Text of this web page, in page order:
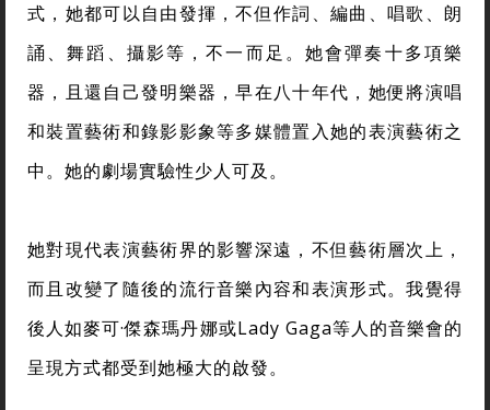
式，她都可以自由發揮，不但作詞、編曲、唱歌、朗
誦、舞蹈、攝影等，不一而足。她會彈奏十多項樂
器，且還自己發明樂器，早在八十年代，她便將演唱
和裝置藝術和錄影影象等多媒體置入她的表演藝術之
中。她的劇場實驗性少人可及。
她對現代表演藝術界的影響深遠，不但藝術層次上，
而且改變了隨後的流行音樂內容和表演形式。我覺得
後人如麥可·傑森瑪丹娜或Lady Gaga等人的音樂會的
呈現方式都受到她極大的啟發。